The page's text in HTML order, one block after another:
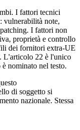
I fattori tecnici
vulnerabilità note,
I fattori non
proprietà e controllo
dei fornitori extra-UE
L'articolo 22 è l'unico
nominato nel testo.
di soggetto si
nazionale. Stessa